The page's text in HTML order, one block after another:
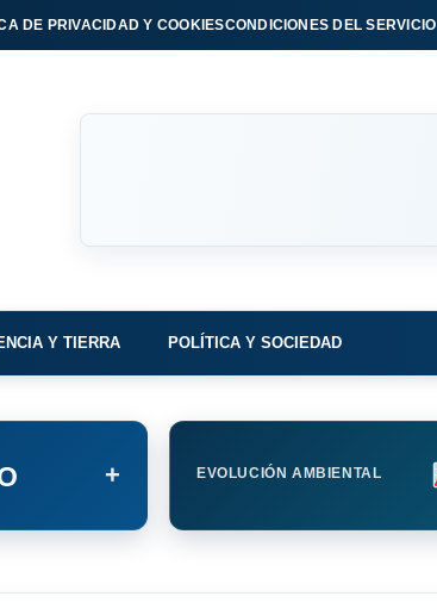
DE PRIVACIDAD Y COOKIESCONDICIONES DEL SERVICIO
Y TIERRA POLÍTICA Y SOCIEDAD
+ EVOLUCIÓN AMBIENTAL